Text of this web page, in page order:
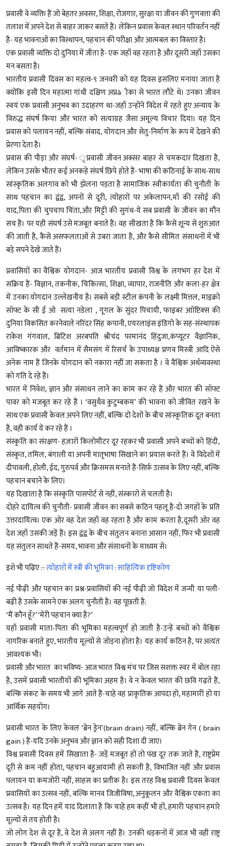
प्रवासी वे व्यक्ति हैं जो बेहतर अवसर, शिक्षा, रोजगार, सुरक्षा या जीवन की गुणवत्ता की
तलाश में अपने देश से बाहर जाकर बसते हैं। लेकिन प्रवास केवल स्थान परिवर्तन नहीं
है- यह भावनाओं का विस्थापन, पहचान की परीक्षा और आत्मबल का विस्तार है।
एक प्रवासी व्यक्ति दो दुनिया में जीता है- एक जहाँ वह रहता है और दूसरी जहाँ उसका
मन बसता है।
भारतीय प्रवासी दिवस का महत्व-९ जनवरी को यह दिवस इसलिए मनाया जाता है
क्योंकि इसी दिन महात्मा गांधी दक्षिण अप्रâीका से भारत लौटे थे। उनका जीवन
स्वयं एक प्रवासी अनुभव का उदाहरण था-जहाँ उन्होंने विदेश में रहते हुए अन्याय के
विरुद्ध संघर्ष किया और भारत को सत्याग्रह जैसा अमूल्य विचार दिया। यह दिन
प्रवास को पलायन नहीं, बल्कि संवाद, योगदान और सेतु-निर्माण के रूप में देखने की
प्रेरणा देता है।
प्रवास की पीड़ा और संघर्ष- ृप्रवासी जीवन अक्सर बाहर से चमकदार दिखता है,
लेकिन उसके भीतर कई अनकहे संघर्ष छिपे होते हैं- भाषा की कठिनाई के साथ-साथ
सांस्कृतिक अलगाव को भी झेलना पड़ता है सामाजिक स्वीकार्यता की चुनौती के
साथ पहचान का द्वंद्व, अपनों से दूरी, त्योहारों पर अकेलापन,माँ की रसोई की
याद,पिता की चुपचाप चिंता,और मिट्टी की सुगंध-ये सब प्रवासी के जीवन का मौन
सच हैं। पर यही संघर्ष उसे मजबूत बनाते हैं। वह सीखता है कि कैसे शून्य से शुरुआत
की जाती है, कैसे असफलताओं से उबरा जाता है, और कैसे सीमित संसाधनों में भी
बड़े सपने देखे जाते हैं।
प्रवासियों का वैश्विक योगदान- आज भारतीय प्रवासी विश्व के लगभग हर देश में
सक्रिय हैं- विज्ञान, तकनीक, चिकित्सा, शिक्षा, व्यापार, राजनीति और कला-हर क्षेत्र
में उनका योगदान उल्लेखनीय है। सबसे बड़ी स्टील कंपनी के लक्ष्मी मित्तल, माइक्रो
सॉफ्ट के सी ई ओ सत्या नडेला , गूगल के सुंदर पिचायी, फाइबर आॉप्टिक्‍स की
दुनिया विकसित करनेवाले नरिंदर सिंह कपानी, एयरलाइंस इंडिगो के सह-संस्‍थापक
राकेश गंगवाल, ब्रिटिश अरबपति श्रीचंद परमानंद हिंदुजा,कंप्यूटर वैज्ञानिक,
आविष्कारक और वर्तमान में सैमसंग में रिसर्च के उपाध्यक्ष प्रणव मिस्त्री आदि ऐसे
अनेक नाम हैं जिनके योगदान को नकारा नहीं जा सकता है । वे वैश्विक अर्थव्यवस्था
को गति दे रहे हैं।
भारत में निवेश, ज्ञान और संसाधन लाने का काम कर रहे हैं और भारत की सॉफ्ट
पावर को मजबूत कर रहे हैं । ‘वसुधैव कुटुम्बकम’ की भावना को जीवित रखने के
साथ एक प्रवासी केवल अपने लिए नहीं, बल्कि दो देशों के बीच सांस्कृतिक दूत बनता
है, वही कार्य ये कर रहे हैं ।
संस्कृति का संरक्षण- हज़ारों किलोमीटर दूर रहकर भी प्रवासी अपने बच्चों को हिंदी,
संस्कृत, तमिल, बंगाली या अपनी मातृभाषा सिखाने का प्रयास करते हैं। वे विदेशों में
दीपावली, होली, ईद, गुरुपर्व और क्रिसमस मनाते हैं-सिर्फ़ उत्सव के लिए नहीं, बल्कि
पहचान बचाने के लिए।
यह दिखाता है कि संस्कृति पासपोर्ट से नहीं, संस्कारों से चलती है।
दोहरे दायित्व की चुनौती- प्रवासी जीवन का सबसे कठिन पहलू है-दो जगहों के प्रति
उत्तरदायित्व। एक ओर वह देश जहाँ वह रहता है और काम करता है,दूसरी ओर वह
देश जहाँ उसकी जड़ें हैं। इस द्वंद्व के बीच संतुलन बनाना आसान नहीं, फिर भी प्रवासी
यह संतुलन साधते हैं-समय, भावना और संसाधनों के माध्यम से।
इशे भी पढ़िए :-त्योहारों में स्त्री की भूमिका : साहित्यिक दृष्टिकोण
नई पीढ़ी और पहचान का प्रश्न-प्रवासियों की नई पीढ़ी जो विदेश में जन्मी या पली-
बढ़ी है उसके सामने एक अलग चुनौती है। वह पूछती है:
‘मैं कौन हूँ?’ ‘मेरी पहचान क्या है?’
यहाँ प्रवासी माता-पिता की भूमिका महत्वपूर्ण हो जाती है-उन्हें बच्चों को वैश्विक
नागरिक बनाते हुए, भारतीय मूल्यों से जोड़ना होता है। यह कार्य कठिन है, पर अत्यंत
आवश्यक भी।
प्रवासी और भारत का भविष्य- आज भारत विश्व मंच पर जिस सशक्त स्वर में बोल रहा
है, उसमें प्रवासी भारतीयों की भूमिका अहम है। वे न केवल भारत की छवि गढ़ते हैं,
बल्कि संकट के समय भी आगे आते हैं-चाहे वह प्राकृतिक आपदा हो, महामारी हो या
आर्थिक सहयोग।
प्रवासी भारत के लिए केवल ‘ब्रेन ड्रेन’(brain drain) नहीं, बल्कि ब्रेन गेन ( brain
gain ) हैं-यदि उनके अनुभव और ज्ञान को सही दिशा दी जाए।
विश्व प्रवासी दिवस हमें सिखाता है- जड़ें मजबूत हों तो पंख दूर तक जाते हैं, राष्ट्रप्रेम
दूरी से कम नहीं होता, पहचान बहुआयामी हो सकती है, विभाजित नहीं और प्रवास
पलायन या कमजोरी नहीं, साहस का प्रतीक है। इस तरह विश्व प्रवासी दिवस केवल
प्रवासियों का उत्सव नहीं, बल्कि मानव जिजीविषा, अनुकूलन और वैश्विक एकता का
उत्सव है। यह दिन हमें याद दिलाता है कि चाहे हम कहीं भी हों, हमारी पहचान हमारे
मूल्यों से तय होती है।
जो लोग देश से दूर हैं, वे देश से अलग नहीं हैं। उनकी धड़कनों में आज भी वही राष्ट्र